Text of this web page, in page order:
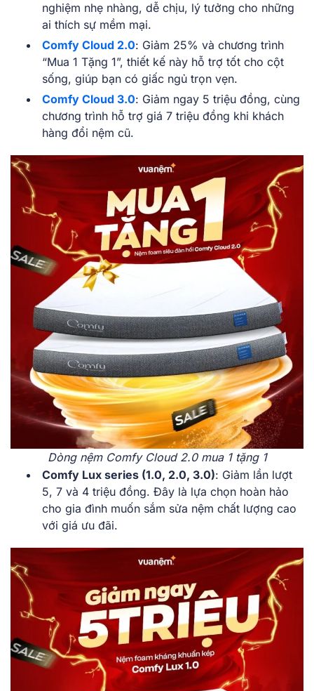
nghiệm nhẹ nhàng, dễ chịu, lý tưởng cho những
ai thích sự mềm mại.
Comfy Cloud 2.0: Giảm 25% và chương trình
“Mua 1 Tặng 1”, thiết kế này hỗ trợ tốt cho cột
sống, giúp bạn có giấc ngủ trọn vẹn.
Comfy Cloud 3.0: Giảm ngay 5 triệu đồng, cùng
chương trình hỗ trợ giá 7 triệu đồng khi khách
hàng đổi nệm cũ.
Dòng nệm Comfy Cloud 2.0 mua 1 tặng 1
Comfy Lux series (1.0, 2.0, 3.0): Giảm lần lượt
5, 7 và 4 triệu đồng. Đây là lựa chọn hoàn hảo
cho gia đình muốn sắm sửa nệm chất lượng cao
với giá ưu đãi.